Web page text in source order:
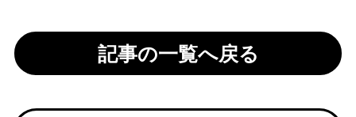
記事の一覧へ戻る